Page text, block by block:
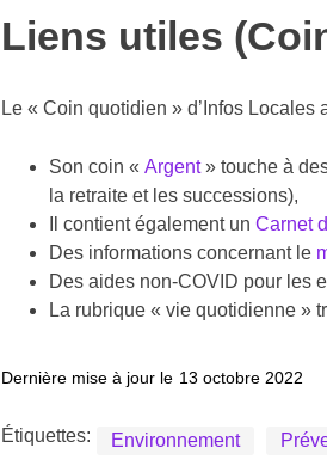
Liens utiles
Le « Coin quotidien » d’Infos
Son coin « Argent» touche à
la retraite et les successions),
Il contient également un Carnet
Des informations concernant le
Des aides non-COVID pour les
La rubrique « vie quotidienne »
Dernière mise à jour le 13 octobre 2022
Étiquettes: Environnement